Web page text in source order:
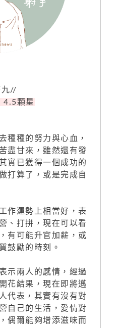
九//
4.5顆星
種種的努力與心血，
盡甘來，雖然還有發
實已獲得一個成功的
打算了，或是完成自
作運勢上相當好，表
、打拼，現在可以看
有可能升官加薪，或
鼓勵的時刻。
示兩人的感情，經過
花結果，現在即將邁
代表，其實有沒有對
自己的生活，愛情對
偶爾能夠增添滋味而